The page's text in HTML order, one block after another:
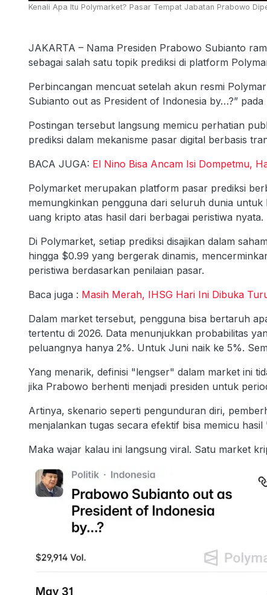
Kenali Apa Itu Polymarket? Pasar Tempat Jabatan Prabowo
JAKARTA – Nama Presiden Prabowo Subianto
sebagai salah satu topik prediksi di platform
Perbincangan mencuat setelah akun resmi
Subianto out as President of Indonesia by…?” pada
Postingan tersebut langsung memicu perhatian
prediksi dalam mekanisme pasar digital berbasis
BACA JUGA: El Nino Bisa Ancam Isi Dompetmu,
Polymarket merupakan platform pasar prediksi
memungkinkan pengguna dari seluruh dunia
uang kripto atas hasil dari berbagai peristiwa nyata.
Di Polymarket, setiap prediksi disajikan dalam
hingga $0.99 yang bergerak dinamis,
peristiwa berdasarkan penilaian pasar.
Baca juga : Masih Merah, IHSG Hari Ini Dibuka
Dalam market tersebut, pengguna bisa bertaruh
tertentu di 2026. Data menunjukkan probabilitas
peluangnya hanya 2%. Untuk Juni naik ke 5%.
Yang menarik, definisi "lengser" dalam market ini
jika Prabowo berhenti menjadi presiden untuk
Artinya, skenario seperti pengunduran diri,
menjalankan tugas secara efektif bisa memicu
Maka wajar kalau ini langsung viral. Satu market